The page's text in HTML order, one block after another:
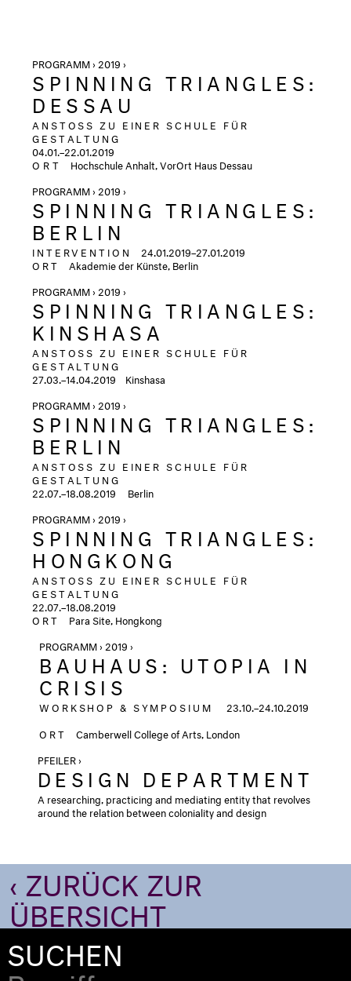
PROGRAMM › 2019 ›
SPINNING TRIANGLES:
DESSAU
ANSTOSS ZU EINER SCHULE FÜR
GESTALTUNG
04.01.–22.01.2019
ORT
Hochschule Anhalt, VorOrt Haus Dessau
PROGRAMM › 2019 ›
SPINNING TRIANGLES:
BERLIN
INTERVENTION
24.01.2019–27.01.2019
ORT
Akademie der Künste, Berlin
PROGRAMM › 2019 ›
SPINNING TRIANGLES:
KINSHASA
ANSTOSS ZU EINER SCHULE FÜR
GESTALTUNG
27.03.–14.04.2019
Kinshasa
PROGRAMM › 2019 ›
SPINNING TRIANGLES:
BERLIN
ANSTOSS ZU EINER SCHULE FÜR
GESTALTUNG
22.07.–18.08.2019
Berlin
PROGRAMM › 2019 ›
SPINNING TRIANGLES:
HONGKONG
ANSTOSS ZU EINER SCHULE FÜR
GESTALTUNG
22.07.–18.08.2019
ORT
Para Site, Hongkong
PROGRAMM › 2019 ›
BAUHAUS: UTOPIA IN
CRISIS
WORKSHOP & SYMPOSIUM
23.10.–24.10.2019
ORT
Camberwell College of Arts, London
PFEILER ›
DESIGN DEPARTMENT
A researching, practicing and mediating entity that revolves
around the relation between coloniality and design
‹ ZURÜCK ZUR
ÜBERSICHT
SUCHEN